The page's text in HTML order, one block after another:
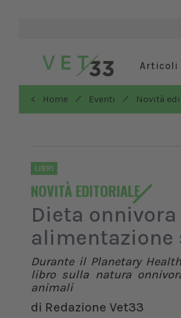
Articoli
< Home / Eventi / Novità
LIBRI
NOVITÀ EDITORIALE
Dieta
alimentazione
Durante il Planetary
libro sulla natura
animali
di Redazione Vet33